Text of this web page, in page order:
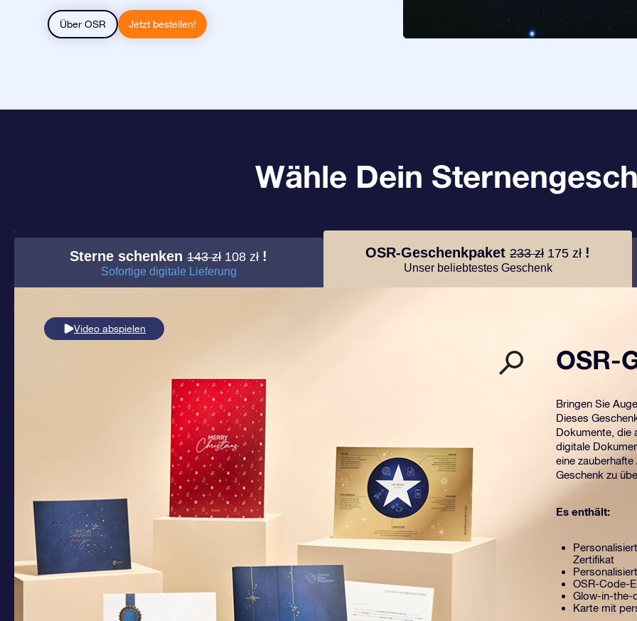
Über OSR Jetzt bestellen!
Wähle Dein
Sterne schenken143 zł 108 zł !
Sofortige digitale Lieferung
OSR-Geschenkpaket 233 zł 175 zł !
Unser beliebtestes Geschenk
Video abspielen
OSR-
Bringen Sie
Dieses
Dokumente, die
digitale
eine
Geschenk zu
Es enthält:
Zertifikat
OSR-Code-
Glow-in-the-
Karte mit